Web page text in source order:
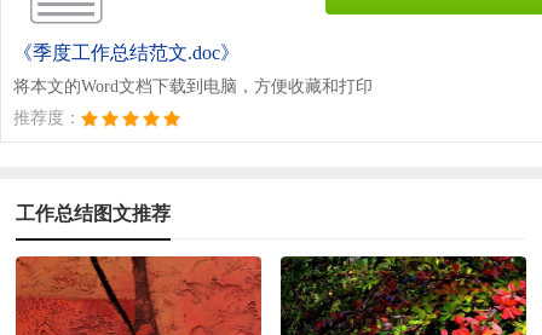
《季度工作总结范文.doc》
将本文的Word文档下载到电脑，方便收藏和打印
推荐度：
工作总结图文推荐